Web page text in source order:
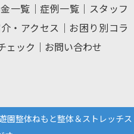
一覧 ｜症例一覧 ｜ スタッフ
・アクセス ｜ お困り別コラ
ェック ｜ お問い合わせ
整体ねもと整体＆ストレッチス